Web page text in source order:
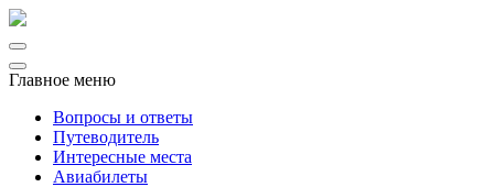
Главное меню
Вопросы и ответы
Путеводитель
Интересные места
Авиабилеты